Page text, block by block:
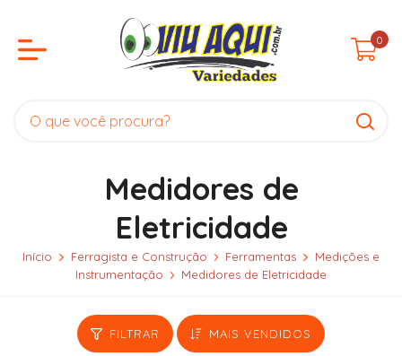
0
Medidores de
Eletricidade
Início Ferragista e Construção Ferramentas
Medições e
Instrumentação
Medidores de Eletricidade
FILTRAR MAIS VENDIDOS